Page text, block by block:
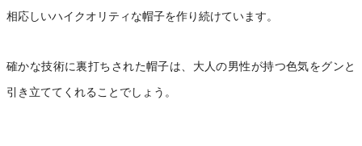
相応しいハイクオリティな帽子を作り続けています。
確かな技術に裏打ちされた帽子は、大人の男性が持つ色気をグンと
引き立ててくれることでしょう。